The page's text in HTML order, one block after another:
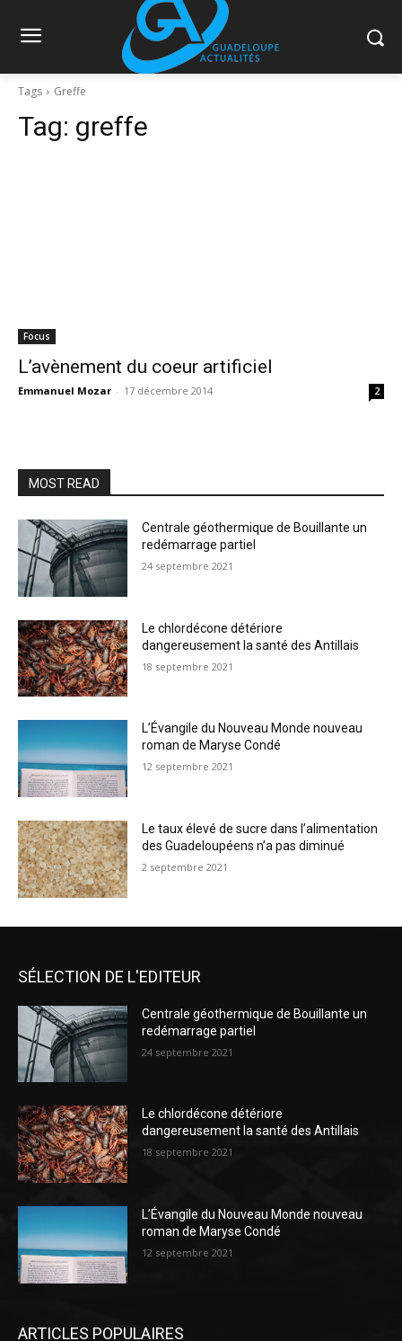
Tags Greffe
Tag: greffe
Focus
L’avènement du coeur artificiel
Emmanuel Mozar - 17 décembre 2014 2
MOST READ
Centrale géothermique de Bouillante un
redémarrage partiel
24 septembre 2021
Le chlordécone détériore
dangereusement la santé des Antillais
18 septembre 2021
L’Évangile du Nouveau Monde nouveau
roman de Maryse Condé
12 septembre 2021
Le taux élevé de sucre dans l’alimentation
des Guadeloupéens n’a pas diminué
2 septembre 2021
SÉLECTION DE L'EDITEUR
Centrale géothermique de Bouillante un
redémarrage partiel
24 septembre 2021
Le chlordécone détériore
dangereusement la santé des Antillais
18 septembre 2021
L’Évangile du Nouveau Monde nouveau
roman de Maryse Condé
12 septembre 2021
ARTICLES POPULAIRES